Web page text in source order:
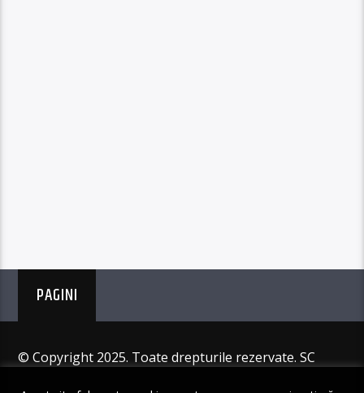
PAGINI
© Copyright 2025. Toate drepturile rezervate. SC